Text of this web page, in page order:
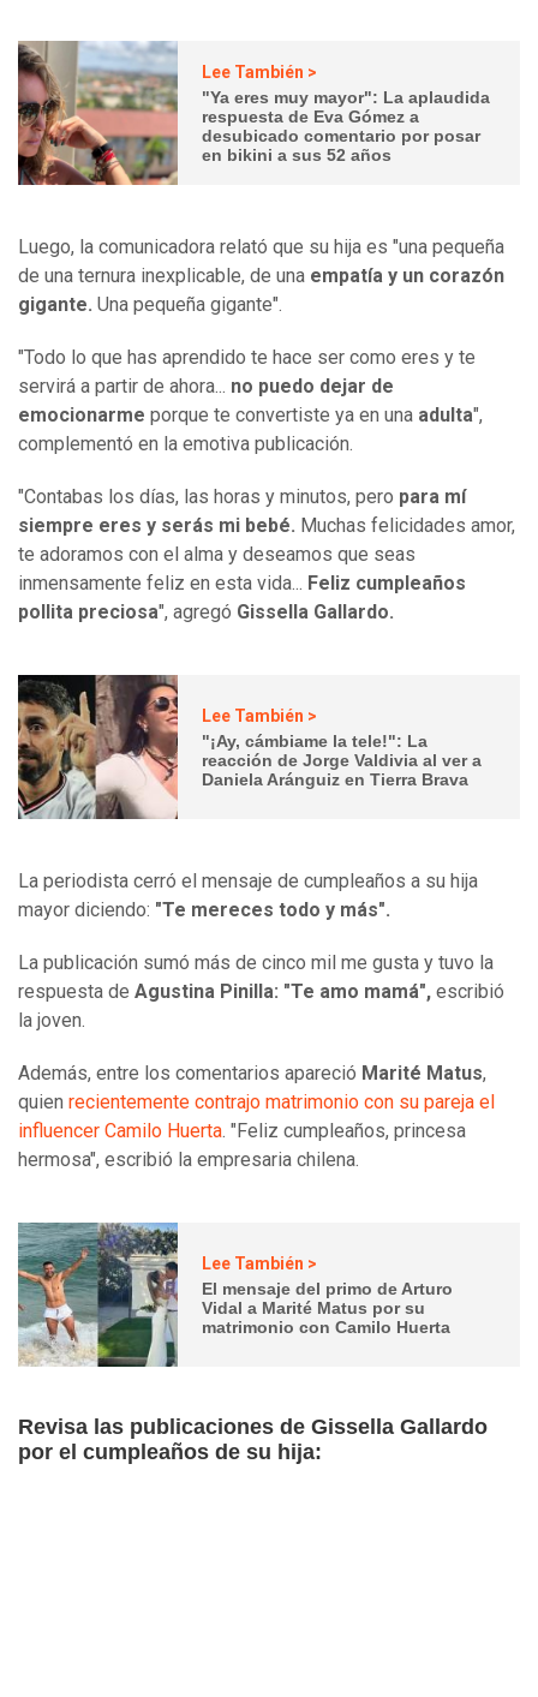
Lee También >
"Ya eres muy mayor": La aplaudida
respuesta de Eva Gómez a
desubicado comentario por posar
en bikini a sus 52 años
Luego, la comunicadora relató que su hija es "una pequeña
de una ternura inexplicable, de una empatía y un corazón
gigante. Una pequeña gigante".
"Todo lo que has aprendido te hace ser como eres y te
servirá a partir de ahora... no puedo dejar de
emocionarme porque te convertiste ya en una adulta",
complementó en la emotiva publicación.
"Contabas los días, las horas y minutos, pero para mí
siempre eres y serás mi bebé. Muchas felicidades amor,
te adoramos con el alma y deseamos que seas
inmensamente feliz en esta vida... Feliz cumpleaños
pollita preciosa", agregó Gissella Gallardo.
Lee También >
"¡Ay, cámbiame la tele!": La
reacción de Jorge Valdivia al ver a
Daniela Aránguiz en Tierra Brava
La periodista cerró el mensaje de cumpleaños a su hija
mayor diciendo: "Te mereces todo y más".
La publicación sumó más de cinco mil me gusta y tuvo la
respuesta de Agustina Pinilla: "Te amo mamá", escribió
la joven.
Además, entre los comentarios apareció Marité Matus,
quien recientemente contrajo matrimonio con su pareja el
influencer Camilo Huerta. "Feliz cumpleaños, princesa
hermosa", escribió la empresaria chilena.
Lee También >
El mensaje del primo de Arturo
Vidal a Marité Matus por su
matrimonio con Camilo Huerta
Revisa las publicaciones de Gissella Gallardo
por el cumpleaños de su hija: